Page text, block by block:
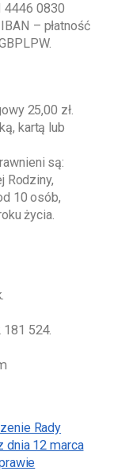
4446 0830
– płatność
25,00 zł.
kartą lub
są:
Rodziny,
10 osób,
życia.
181 524.
Rady
dnia 12 marca